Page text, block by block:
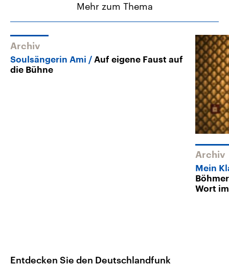
Mehr zum Thema
Archiv
Soulsängerin Ami
Auf eigene Faust auf
die Bühne
Archiv
Mein
Wort
Entdecken Sie den Deutschlandfunk